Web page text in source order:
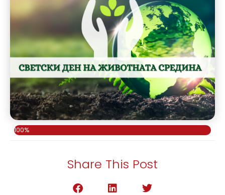
100%
Share This Post